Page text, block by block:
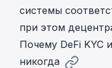
системы
при этом
Почему DeFi KYC
никогда